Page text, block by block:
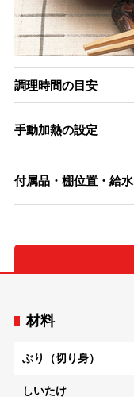
調理時間の目安
手動加熱の設定
付属品・棚位置・給水
材料
ぶり（切り身）
しいたけ